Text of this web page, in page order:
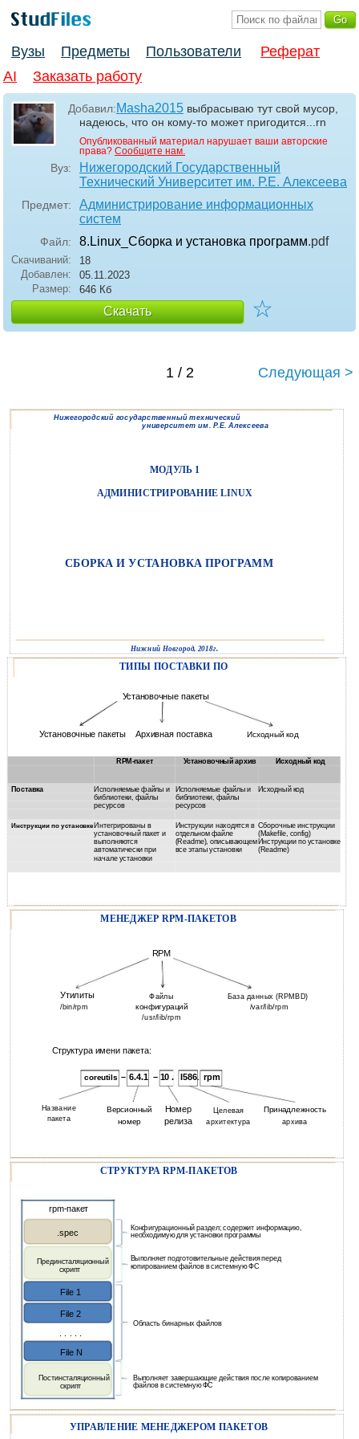
Вузы Предметы Пользователи
Реферат
AI
Заказать работу
Добавил:Masha2015 выбрасываю тут свой мусор,
надеюсь, что он кому-то может пригодится...rn
Опубликованный материал нарушает ваши авторские
права? Сообщите нам.
Вуз:
Нижегородский Государственный
Технический Университет им. Р.Е. Алексеева
Предмет:
Администрирование информационных
систем
Файл: 8.Linux_Сборка и установка программ.pdf
Скачиваний:
18
Добавлен:
05.11.2023
Размер:
646 Кб
Скачать ☆
1 / 2 Следующая >
Нижегородский государственный технический
университет им. Р.Е. Алексеева
МОДУЛЬ 1
АДМИНИСТРИРОВАНИЕ LINUX
СБОРКА И УСТАНОВКА ПРОГРАММ
Нижний Новгород, 2018г.
ТИПЫ ПОСТАВКИ ПО
Установочные пакеты
Установочные пакеты Архивная поставка Исходный код
RPM-пакет Установочный архив Исходный код
Поставка Исполняемые файлы и Исполняемые файлы и Исходный код
библиотеки, файлы
библиотеки, файлы
ресурсов
ресурсов
Инструкции по установке Интегрированы в Инструкции находятся в Сборочные инструкции
установочный пакет и
отдельном файле
(Makefile, config)
выполняются
(Readme), описывающем Инструкции по установке
автоматически при
все этапы установки
(Readme)
начале установки
МЕНЕДЖЕР RPM-ПАКЕТОВ
RPM
Утилиты Файлы
База данных (RPMBD)
/bin/rpm
конфигураций
/var/lib/rpm
/usr/lib/rpm
Структура имени пакета:
coreutils – 6.4.1 – 10 . I586 rpm
Название Версионный Номер Целевая Принадлежность
пакета номер релиза архитектура архива
СТРУКТУРА RPM-ПАКЕТОВ
rpm-пакет
.spec
Прединсталяционный
скрипт
File 1
File 2
. . . . .
File N
Постинсталяционный
скрипт
Конфигурационный раздел; содержит информацию,
необходимую для установки программы
Выполняет подготовительные действия перед
копированием файлов в системную ФС
Область бинарных файлов
Выполняет завершающие действия после копированием
файлов в системную ФС
УПРАВЛЕНИЕ МЕНЕДЖЕРОМ ПАКЕТОВ